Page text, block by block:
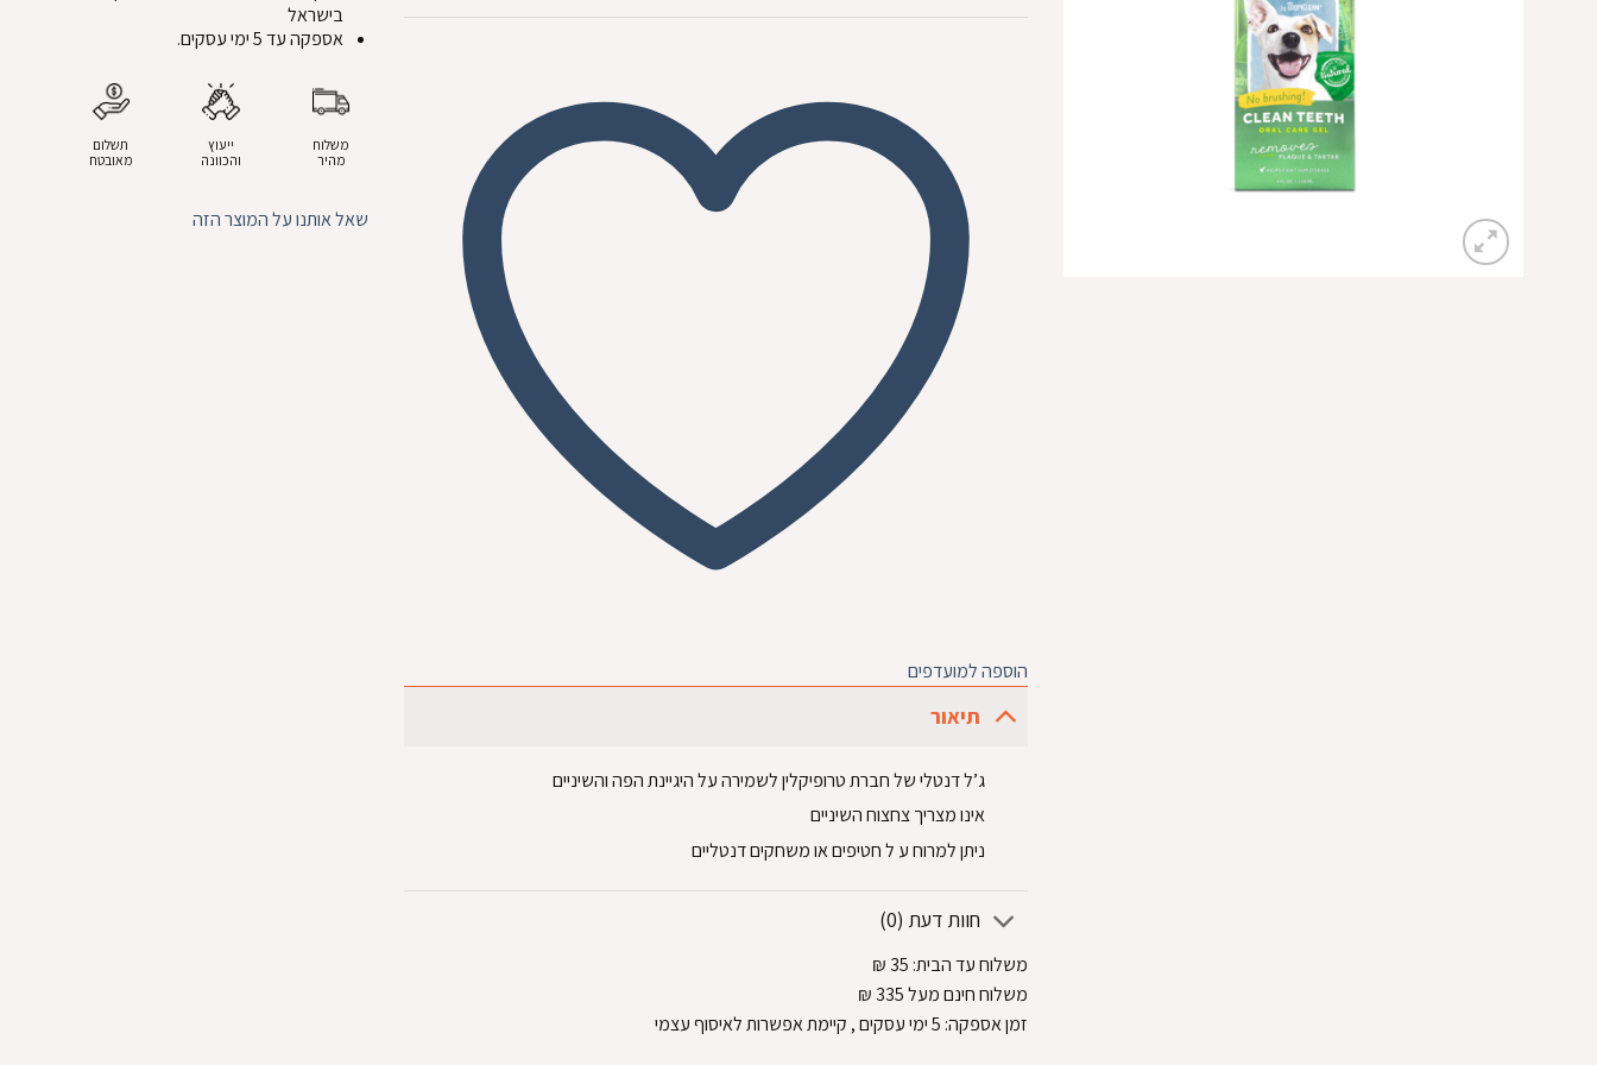
הוספה למועדפים
תיאור
ג’ל דנטלי של חברת טרופיקלין לשמירה על היגיינת הפה והשיניים
אינו מצריך צחצוח השיניים
ניתן למרוח ע ל חטיפים או משחקים דנטליים
חוות דעת (0)
משלוח עד הבית:
₪
משלוח חינם מעל 335
₪
זמן אספקה: 5 ימי עסקים , קיימת אפשרות לאיסוף עצמי
בישראל
אספקה עד 5 ימי עסקים.
משלוח
מהיר
ייעוץ
והכוונה
תשלום
מאובטח
שאל אותנו על המוצר הזה